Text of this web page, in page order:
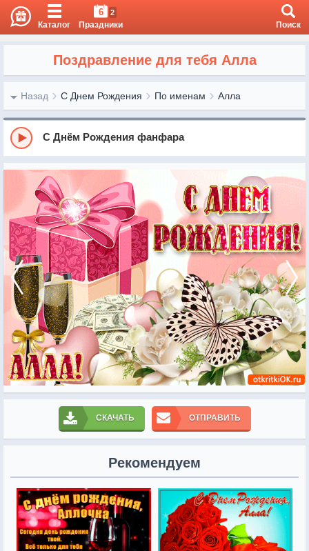
Каталог
6 2
Праздники Поиск
Поздравление для тебя Алла
Назад С Днем Рождения По именам Алла
С Днём Рождения фанфара
СКАЧАТЬ ОТПРАВИТЬ
Рекомендуем